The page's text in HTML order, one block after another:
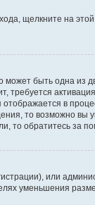
щелкните на
быть одна из
требуется
в
то возможно вы
то обратитесь за
или
уменьшения